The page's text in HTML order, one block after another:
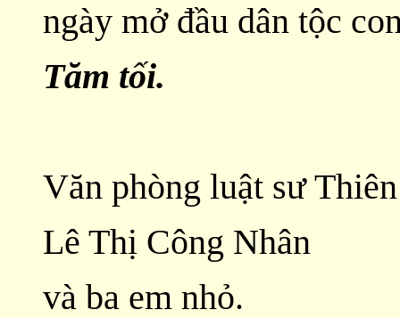
ngày mở đầu dân tộc
Tăm tối.
Văn phòng luật sư
Lê Thị Công Nhân
và ba em nhỏ.